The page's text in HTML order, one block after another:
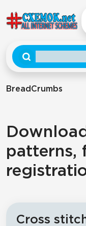
BreadCrumbs
patterns,
Cross